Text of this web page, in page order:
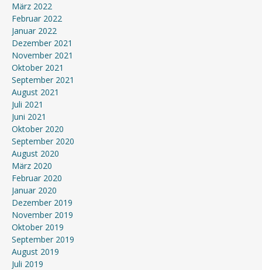
März 2022
Februar 2022
Januar 2022
Dezember 2021
November 2021
Oktober 2021
September 2021
August 2021
Juli 2021
Juni 2021
Oktober 2020
September 2020
August 2020
März 2020
Februar 2020
Januar 2020
Dezember 2019
November 2019
Oktober 2019
September 2019
August 2019
Juli 2019